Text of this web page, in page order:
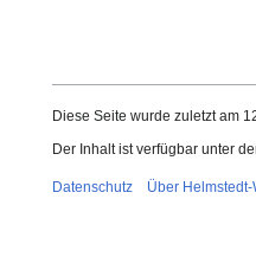
Diese Seite wurde zuletzt am
Der Inhalt ist verfügbar unter
Datenschutz Über Helmstedt-